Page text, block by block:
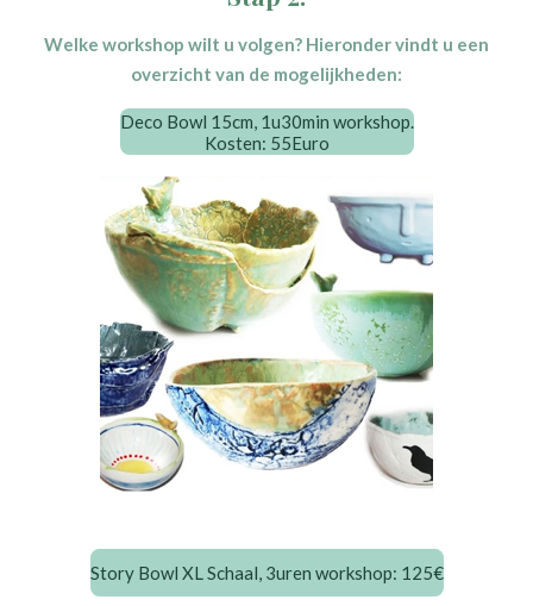
Welke workshop wilt u volgen? Hieronder vindt u een
overzicht van de mogelijkheden:
Deco Bowl 15cm, 1u30min workshop.
Kosten: 55Euro
Story Bowl XL Schaal, 3uren workshop: 125€